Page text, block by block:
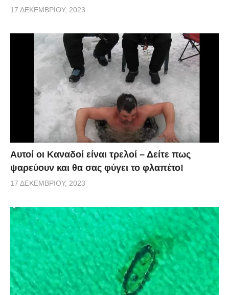
17 ΔΕΚΕΜΒΡΊΟΥ, 2023
Αυτοί οι Καναδοί είναι τρελοί – Δείτε πως
ψαρεύουν και θα σας φύγει το φλαπέτο!
17 ΔΕΚΕΜΒΡΊΟΥ, 2023